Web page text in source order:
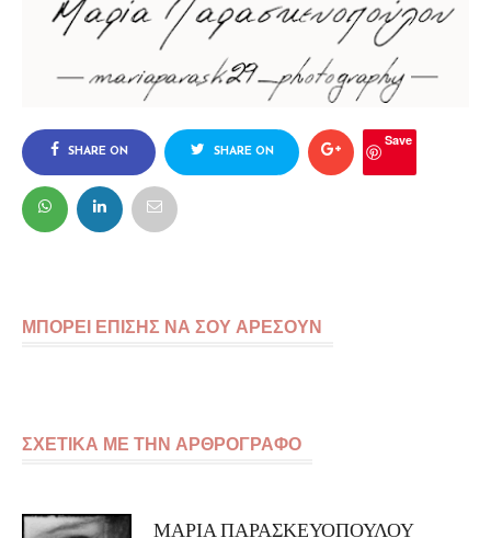
SHARE ON
FACEBOOK
SHARE ON
Save
ΜΠΟΡΕΙ ΕΠΙΣΗΣ ΝΑ ΣΟΥ ΑΡΕΣΟΥΝ
ΣΧΕΤΙΚΑ ΜΕ ΤΗΝ ΑΡΘΡΟΓΡΑΦΟ
ΜΑΡΙΑ ΠΑΡΑΣΚΕΥΟΠΟΥΛΟΥ